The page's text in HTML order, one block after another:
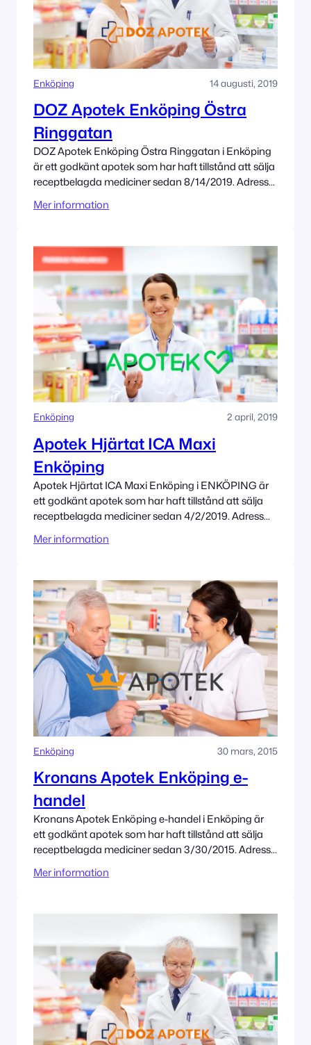
Enköping 14 augusti, 2019
DOZ Apotek Enköping Östra
Ringgatan
DOZ Apotek Enköping Östra Ringgatan i Enköping
är ett godkänt apotek som har haft tillstånd att sälja
receptbelagda mediciner sedan 8/14/2019. Adress
innehas av Admenta Sweden AB
Mer information
Enköping 2 april, 2019
Apotek Hjärtat ICA Maxi
Enköping
Apotek Hjärtat ICA Maxi Enköping i ENKÖPING är
ett godkänt apotek som har haft tillstånd att sälja
receptbelagda mediciner sedan 4/2/2019. Adress
innehas av Apotek Hjärtat AB
Mer information
Enköping 30 mars, 2015
Kronans Apotek Enköping e-
handel
Kronans Apotek Enköping e-handel i Enköping är
ett godkänt apotek som har haft tillstånd att sälja
receptbelagda mediciner sedan 3/30/2015. Adress
innehas av Kronans Apotek AB
Mer information